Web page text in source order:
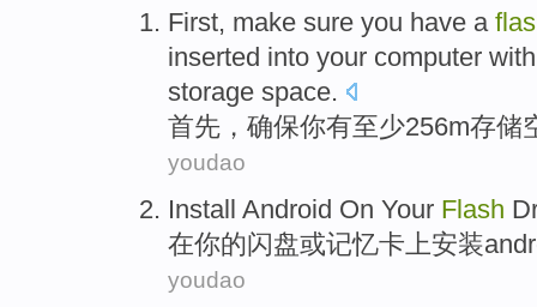
First, make sure you have a
inserted into your computer
storage space.
首先 ， 确保你有至少256m存储
youdao
Install Android On Your Flash
在你的闪盘或记忆卡上安装
youdao